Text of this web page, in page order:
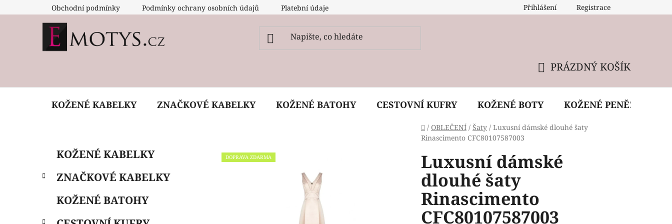
na
Obchodní podmínky Podmínky ochrany osobních údajů Platební údaje Reklamační podmínky
Přihlášení Registrace
KOŠÍK
PRÁZDNÝ KOŠÍK
KOŽENÉ KABELKY ZNAČKOVÉ KABELKY KOŽENÉ BATOHY CESTOVNÍ KUFRY KOŽENÉ BOTY KOŽENÉ PENĚŽENKY
Domů
/ OBLEČENÍ / Šaty / Luxusní dámské dlouhé šaty
Rinascimento CFC80107587003
s
Přeskočit
kategorie
e
KOŽENÉ KABELKY
ZNAČKOVÉ KABELKY
KOŽENÉ BATOHY
Luxusní dámské
dlouhé šaty
Rinascimento
CFC80107587003
DOPRAVA ZDARMA